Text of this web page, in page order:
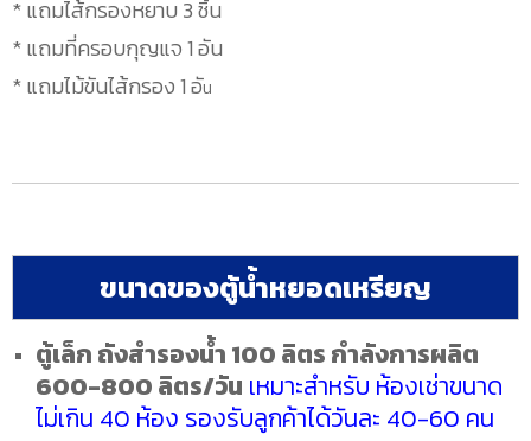
* แถมไส้กรองหยาบ 3 ชิ้น
* แถมที่ครอบกุญแจ 1 อัน
* แถมไม้ขันไส้กรอง 1 อัน
ขนาดของตู้น้ำหยอดเหรียญ
ตู้เล็ก ถังสำรองน้ำ 100 ลิตร กำลังการผลิต
600-800 ลิตร/วัน เหมาะสำหรับ ห้องเช่าขนาด
ไม่เกิน 40 ห้อง รองรับลูกค้าได้วันละ 40-60 คน